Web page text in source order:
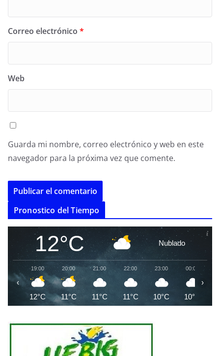
Correo electrónico *
Web
Guarda mi nombre, correo electrónico y web en este
navegador para la próxima vez que comente.
l
r
n
t
Pronostico del Tiempo
12°C Nublado
19:00
12°C
20:00
11°C
21:00
11°C
22:00
11°C
23:00
10°C
00:00
10°C
‹ ›